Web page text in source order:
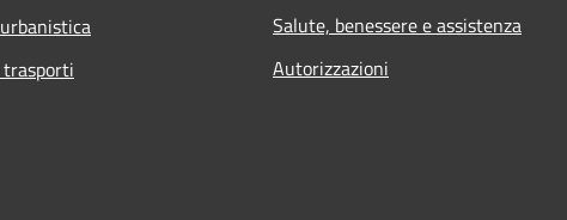
Salute, benessere e assistenza
Autorizzazioni